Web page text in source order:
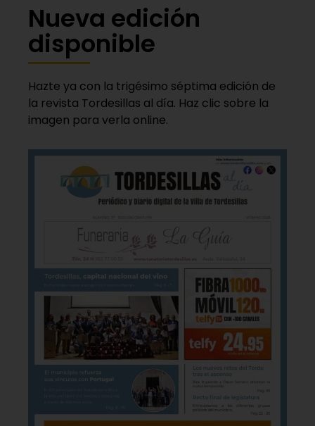
Nueva edición
disponible
Hazte ya con la trigésimo séptima edición de
la revista Tordesillas al día. Haz clic sobre la
imagen para verla online.